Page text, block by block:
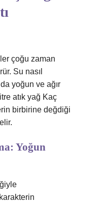
çoğu zaman
Su nasıl
yoğun ve ağır
atık yağ Kaç
birbirine değdiği
Yoğun